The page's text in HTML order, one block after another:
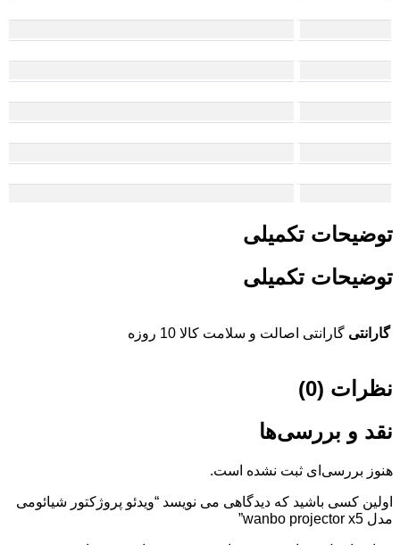
توضیحات تکمیلی
توضیحات تکمیلی
گارانتی گارانتی اصالت و سلامت کالا 10 روزه
نظرات (0)
نقد و بررسی‌ها
هنوز بررسی‌ای ثبت نشده است.
اولین کسی باشید که دیدگاهی می نویسد “ویدئو پروژکتور شیائومی
مدل wanbo projector x5”